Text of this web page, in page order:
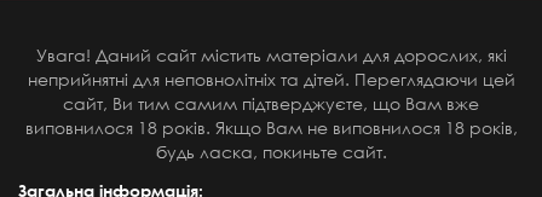
Увага! Даний сайт містить матеріали для дорослих, які
неприйнятні для неповнолітніх та дітей. Переглядаючи цей
сайт, Ви тим самим підтверджуєте, що Вам вже
виповнилося 18 років. Якщо Вам не виповнилося 18 років,
будь ласка, покиньте сайт.
Загальна інформація: